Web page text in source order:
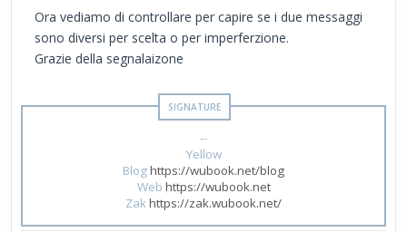
Ora vediamo di controllare per capire se i due messaggi
sono diversi per scelta o per imperferzione.
Grazie della segnalaizone
--
Yellow
Bloghttps://wubook.net/blog
Web https://wubook.net
Zakhttps://zak.wubook.net/